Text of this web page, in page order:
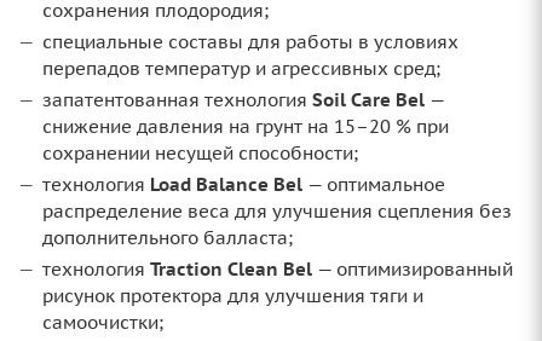
сохранения плодородия;
специальные составы для работы в условиях
перепадов температур и агрессивных сред;
запатентованная технология Soil Care Bel —
снижение давления на грунт на 15–20 % при
сохранении несущей способности;
технология Load Balance Bel — оптимальное
распределение веса для улучшения сцепления без
дополнительного балласта;
технология Traction Clean Bel — оптимизированный
рисунок протектора для улучшения тяги и
самоочистки;